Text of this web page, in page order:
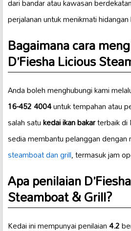
dari bandar atau kawasan
perjalanan untuk menikmati hidangan
Bagaimana cara
D’Fiesha Licious
Anda boleh menghubungi kami
16-452 4004untuk tempahan atau
salah satukedai ikan bakarterbaik di
sedia membantu pelanggan
steamboat dan grill, termasuk jam
Apa penilaian
Steamboat & Grill?
Kedai ini mempunyai penilaian4.2